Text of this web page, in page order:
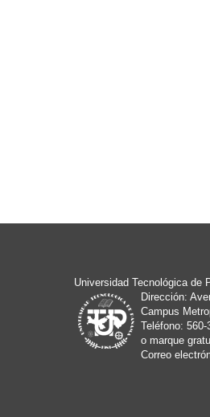
Universidad Tecnológica de
Dirección:
Campus
Teléfono: 560-
o marque
Correo